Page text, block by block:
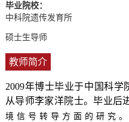
毕业院校：
中科院遗传发育所
硕士生导师
教师简介
2009年博士毕业于中国科
从导师李家洋院士。毕业后
境信号转导方面的研究